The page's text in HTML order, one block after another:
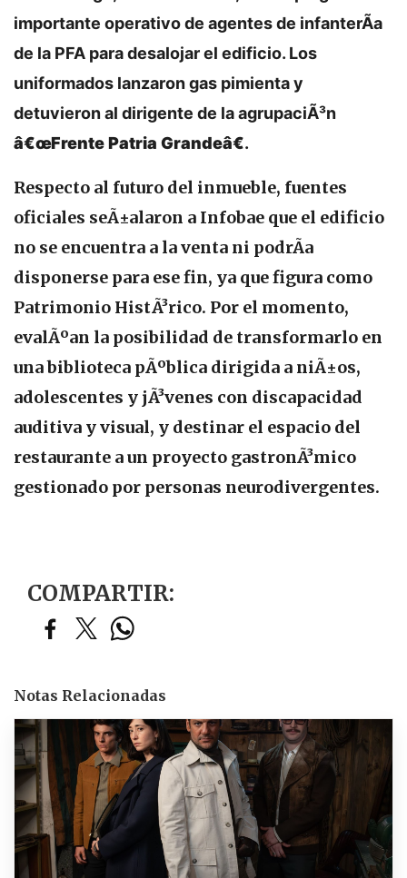
importante operativo de agentes de infanterÃ­a
de la PFA para desalojar el edificio. Los
uniformados lanzaron gas pimienta y
detuvieron al dirigente de la agrupaciÃ³n
â€œFrente Patria Grandeâ€.
Respecto al futuro del inmueble, fuentes
oficiales seÃ±alaron a Infobae que el edificio
no se encuentra a la venta ni podrÃ­a
disponerse para ese fin, ya que figura como
Patrimonio HistÃ³rico. Por el momento,
evalÃºan la posibilidad de transformarlo en
una biblioteca pÃºblica dirigida a niÃ±os,
adolescentes y jÃ³venes con discapacidad
auditiva y visual, y destinar el espacio del
restaurante a un proyecto gastronÃ³mico
gestionado por personas neurodivergentes.
COMPARTIR:
Notas Relacionadas